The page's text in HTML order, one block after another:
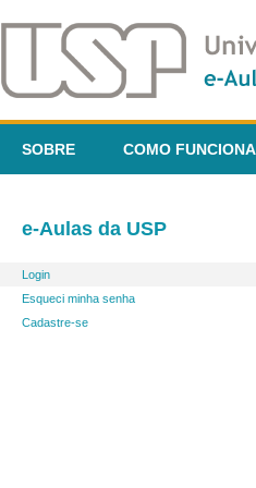
SOBRE COMO FUNCIONA
e-Aulas da USP
Login
Esqueci minha senha
Cadastre-se